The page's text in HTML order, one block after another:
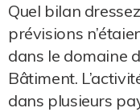
Quel bilan
prévisions
dans le domaine
Bâtiment.
dans plusieurs